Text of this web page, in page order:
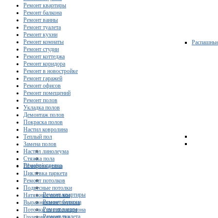
Ремонт/отделка
Ремонт квартиры
Ремонт балкона
Ремонт ванны
Ремонт туалета
Ремонт квартиры
Ремонт балкона
Ремонт ванны
Ремонт туалета
Ремонт кухни
Ремонт комнаты
Ремонт студии
Ремонт коттеджа
Ремонт коридора
Ремонт в новостройке
Ремонт гаражей
Ремонт офисов
Ремонт помещений
Ремонт полов
Укладка полов
Демонтаж полов
Покраска полов
Настил ковролина
Теплый пол
Замена полов
Настил линолеума
Стяжка пола
Шлифовка пола
Циклевка паркета
Ремонт потолков
Подвесные потолки
Натяжные потолки
Выравнивание потолка
Потолки из гипсокартона